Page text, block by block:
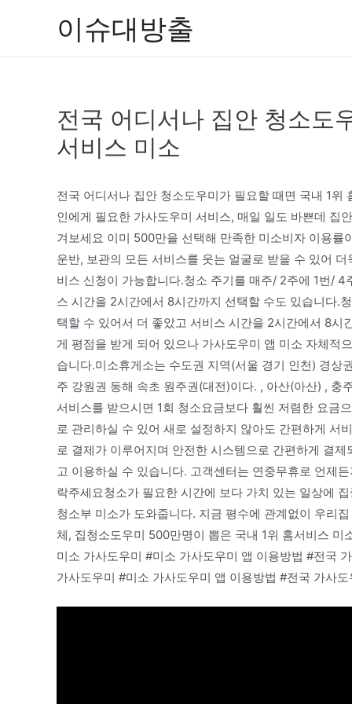
이슈대방출
전국 어디서나 집안 청소도
서비스 미소
전국 어디서나 집안 청소도우미가 필요할 때면 국내 1
인에게 필요한 가사도우미 서비스, 매일 일도 바쁜데 집
겨보세요 이미 500만을 선택해 만족한 미소비자 이용
운반, 보관의 모든 서비스를 웃는 얼굴로 받을 수 있어
비스 신청이 가능합니다.청소 주기를 매주/ 2주에 1번/
스 시간을 2시간에서 8시간까지 선택할 수도 있습니다.
택할 수 있어서 더 좋았고 서비스 시간을 2시간에서 8
게 평점을 받게 되어 있으나 가사도우미 앱 미소 자체적
습니다.미소휴게소는 수도권 지역(서울 경기 인천) 경
주 강원권 동해 속초 원주권(대전)이다. , 아산(아산) , 충
서비스를 받으시면 1회 청소요금보다 훨씬 저렴한 요금
로 관리하실 수 있어 새로 설정하지 않아도 간편하게 서
로 결제가 이루어지며 안전한 시스템으로 간편하게 결
고 이용하실 수 있습니다. 고객센터는 연중무휴로 언제
락주세요청소가 필요한 시간에 보다 가치 있는 일상에
청소부 미소가 도와줍니다. 지금 평수에 관계없이 우리
체, 집청소도우미 500만명이 뽑은 국내 1위 홈서비스
미소 가사도우미 #미소 가사도우미 앱 이용방법 #전국
가사도우미 #미소 가사도우미 앱 이용방법 #전국 가사도